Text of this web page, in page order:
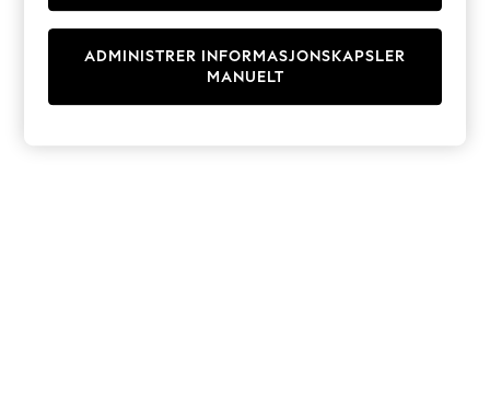
Sets & Outfits
T-Shirts
ADMINISTRER INFORMASJONSKAPSLER
MANUELT